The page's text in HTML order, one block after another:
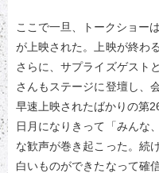
ここで一旦、トークショー
が上映された。上映が終わ
さらに、サプライズゲスト
さんもステージに登壇し、
早速上映されたばかりの第
日月になりきって「みんな
な歓声が巻き起こった。続
白いものができたなって確